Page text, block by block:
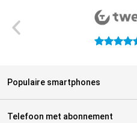
4.5 sterren
Populaire smartphones
Telefoon met abonnement